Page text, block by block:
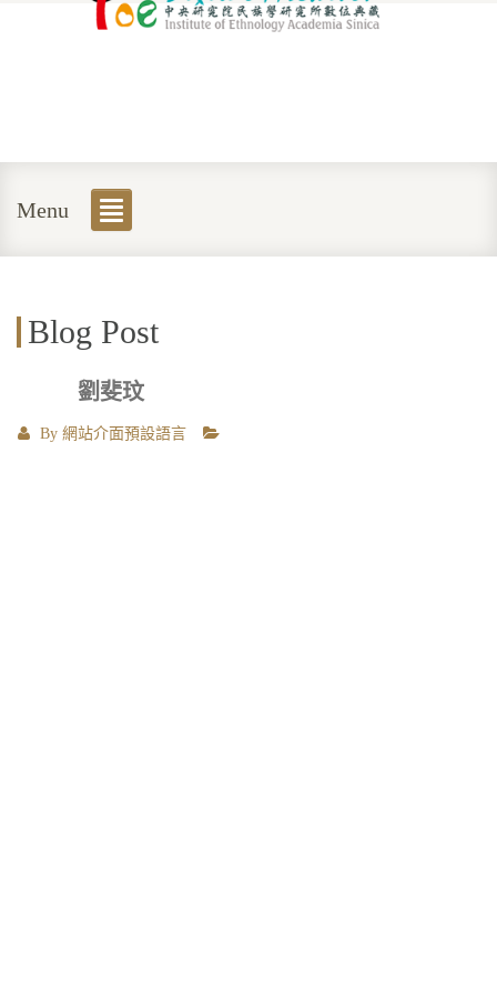
Menu
Blog Post
劉斐玟
By 網站介面預設語言